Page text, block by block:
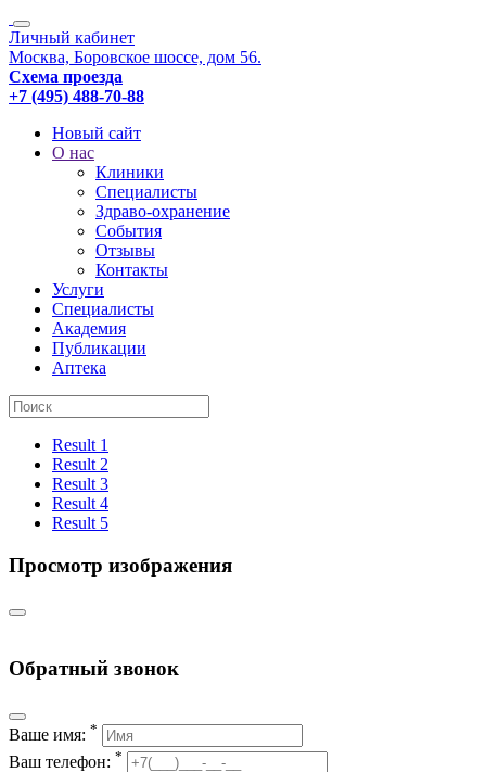
Личный кабинет
Москва, Боровское шоссе, дом 56.
Схема проезда
+7 (495) 488-70-88
Новый сайт
О нас
Клиники
Специалисты
Здраво-охранение
События
Отзывы
Контакты
Услуги
Специалисты
Академия
Публикации
Аптека
Result 1
Result 2
Result 3
Result 4
Result 5
Просмотр изображения
Обратный звонок
Ваше имя: *
Ваш телефон: *